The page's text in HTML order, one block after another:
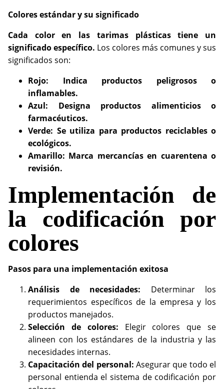
Colores estándar y su significado
Cada color en las tarimas plásticas tiene un
significado específico. Los colores más comunes y sus
significados son:
Rojo: Indica productos peligrosos o
inflamables.
Azul: Designa productos alimenticios o
farmacéuticos.
Verde: Se utiliza para productos reciclables o
ecológicos.
Amarillo: Marca mercancías en cuarentena o
revisión.
Implementación de
la codificación por
colores
Pasos para una implementación exitosa
Análisis de necesidades: Determinar los
requerimientos específicos de la empresa y los
productos manejados.
Selección de colores: Elegir colores que se
alineen con los estándares de la industria y las
necesidades internas.
Capacitación del personal: Asegurar que todo el
personal entienda el sistema de codificación por